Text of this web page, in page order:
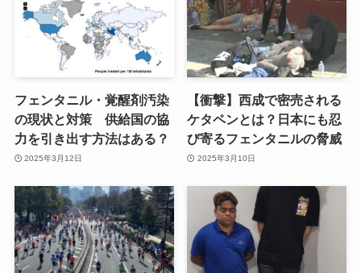
フェンタニル・覚醒剤汚染
の現状と対策 供給国の協
力を引き出す方法はある？
2025年3月12日
【衝撃】西成で密売される
ケタペンとは？日本にも忍
び寄るフェンタニルの脅威
2025年3月10日